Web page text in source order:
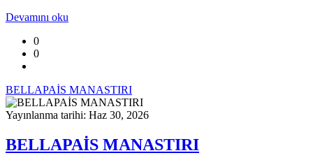
Devamını oku
0
0
BELLAPAİS MANASTIRI
Yayınlanma tarihi: Haz 30, 2026
BELLAPAİS MANASTIRI